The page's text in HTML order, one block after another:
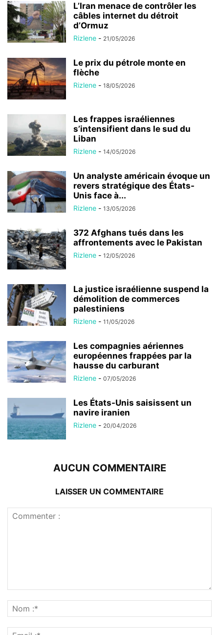
L’Iran menace de contrôler les
câbles internet du détroit
d’Ormuz
Rizlene - 21/05/2026
Le prix du pétrole monte en
flèche
Rizlene - 18/05/2026
Les frappes israéliennes
s’intensifient dans le sud du
Liban
Rizlene - 14/05/2026
Un analyste américain évoque un
revers stratégique des États-
Unis face à...
Rizlene - 13/05/2026
372 Afghans tués dans les
affrontements avec le Pakistan
Rizlene - 12/05/2026
La justice israélienne suspend la
démolition de commerces
palestiniens
Rizlene - 11/05/2026
Les compagnies aériennes
européennes frappées par la
hausse du carburant
Rizlene - 07/05/2026
Les États-Unis saisissent un
navire iranien
Rizlene - 20/04/2026
AUCUN COMMENTAIRE
LAISSER UN COMMENTAIRE